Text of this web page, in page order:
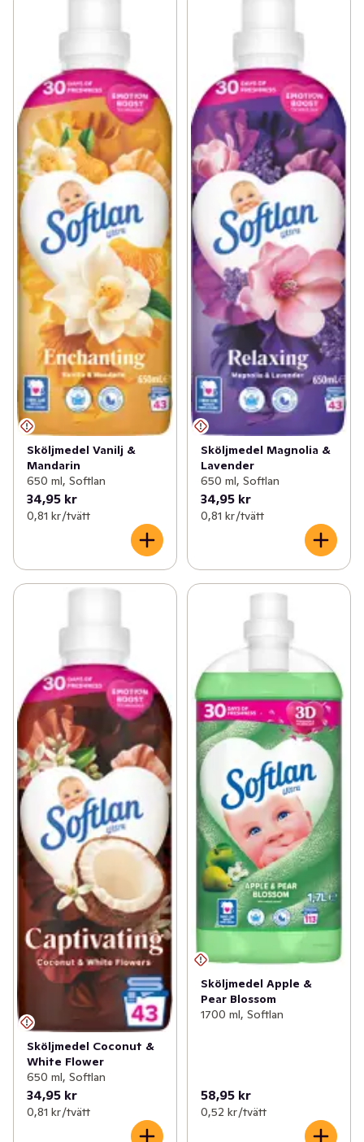
Sköljmedel Vanilj &
Mandarin
650 ml, Softlan
34,95 kr
0,81 kr /tvätt
Sköljmedel Magnolia &
Lavender
650 ml, Softlan
34,95 kr
0,81 kr /tvätt
Sköljmedel Coconut &
White Flower
650 ml, Softlan
34,95 kr
0,81 kr /tvätt
Sköljmedel Apple &
Pear Blossom
1700 ml, Softlan
58,95 kr
0,52 kr /tvätt